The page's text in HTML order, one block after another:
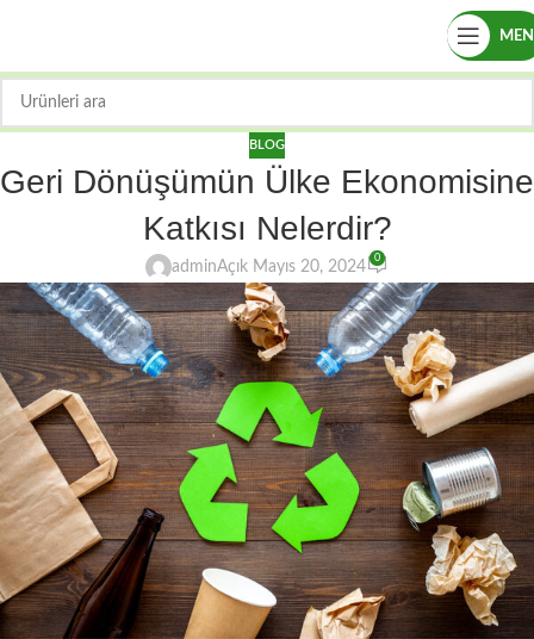
BLOG
Geri Dönüşümün Ülke Ekonomisine
Katkısı Nelerdir?
adminAçık Mayıs 20, 2024
0